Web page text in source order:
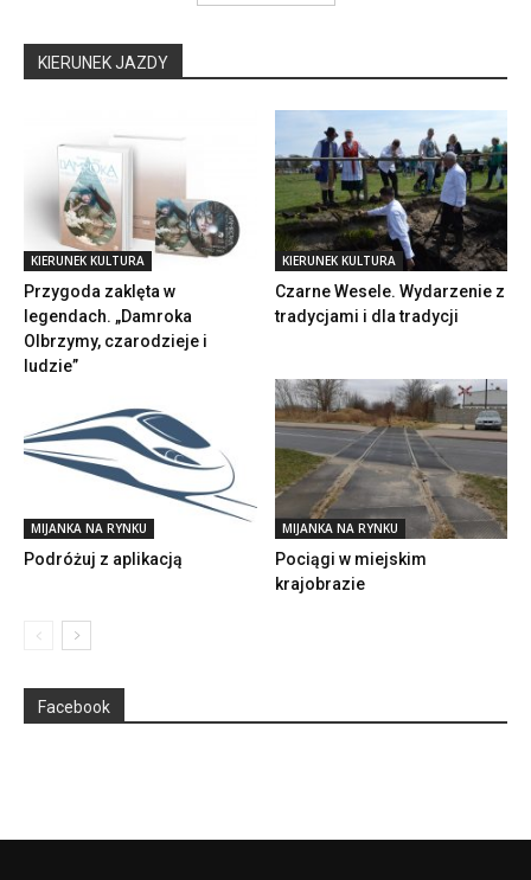
KIERUNEK JAZDY
KIERUNEK KULTURA
Przygoda zaklęta w
legendach. „Damroka
Olbrzymy, czarodzieje i
ludzie”
KIERUNEK KULTURA
Czarne Wesele. Wydarzenie z
tradycjami i dla tradycji
MIJANKA NA RYNKU
Podróżuj z aplikacją
MIJANKA NA RYNKU
Pociągi w miejskim
krajobrazie
Facebook